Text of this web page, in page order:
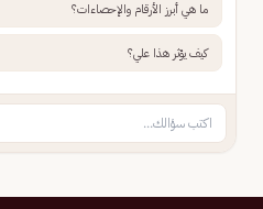
ما هي أبرز الأرقام والإحصاءات؟
كيف يؤثر هذا علي؟